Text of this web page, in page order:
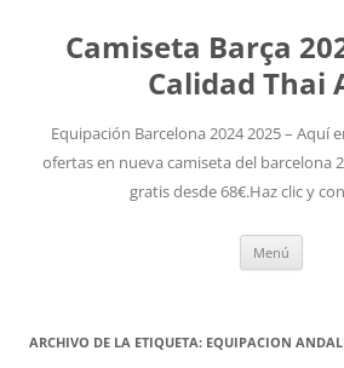
Camiseta Barça
Calidad Thai
Equipación Barcelona 2024 2025 – Aquí
ofertas en nueva camiseta del barcelona
gratis desde 68€.Haz clic y
Menú
ARCHIVO DE LA ETIQUETA: EQUIPACION